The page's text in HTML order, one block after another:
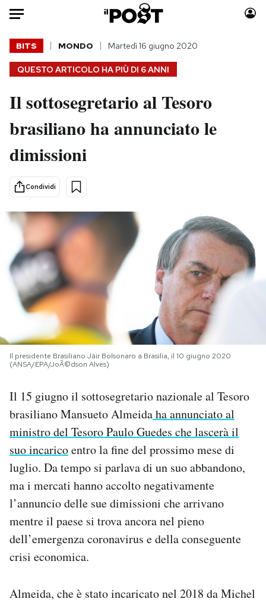
Auto
HOME
Italia
Politica
Tecnologia
Scienza
Economia
Sport
Moda
Consumismi
Altrecose
Mondiali calcio 2026
PODCAST
NEWSLETTER
I MIEI PREFERITI
SHOP
CALENDARIO
AREA PERSONALE
Area Personale
Newsletter
Notifiche mobile
Regala il Post
Esci
QUESTO ARTICOLO HA PIÙ DI 6 ANNI
BITS MONDO Martedì 16 giugno 2020
Il sottosegretario al Tesoro
brasiliano ha annunciato le
dimissioni
Condividi
Il presidente Brasiliano Jàir Bolsonaro a Brasilia, il 10 giugno 2020
(ANSA/EPA/JoÃ©dson Alves)
Il 15 giugno il sottosegretario nazionale al Tesoro
brasiliano Mansueto Almeidaha annunciato al
ministro del Tesoro Paulo Guedes che lascerà il
suo incaricoentro la fine del prossimo mese di
luglio. Da tempo si parlava di un suo abbandono,
ma i mercati hanno accolto negativamente
l’annuncio delle sue dimissioni che arrivano
mentre il paese si trova ancora nel pieno
dell’emergenza coronavirus e della conseguente
crisi economica.
Almeida, che è stato incaricato nel 2018 da Michel